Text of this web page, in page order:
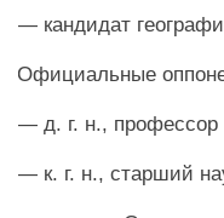
— кандидат
Официальные
— д. г. н.,
— к. г. н., старший